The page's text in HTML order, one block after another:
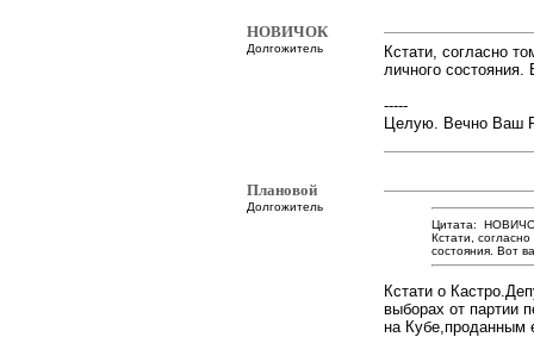
НОВИЧОК
Долгожитель
Кстати, согласно
личного
-----
Целую. Вечно Ваш
Плановой
Долгожитель
Цитата:
Кстати,
состояния. Вот
Кстати о
выборах от партии
на Кубе,проданным